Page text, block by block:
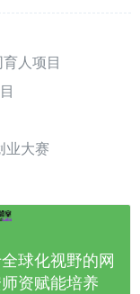
人项目
业大赛
球化视野的网
资赋能培养